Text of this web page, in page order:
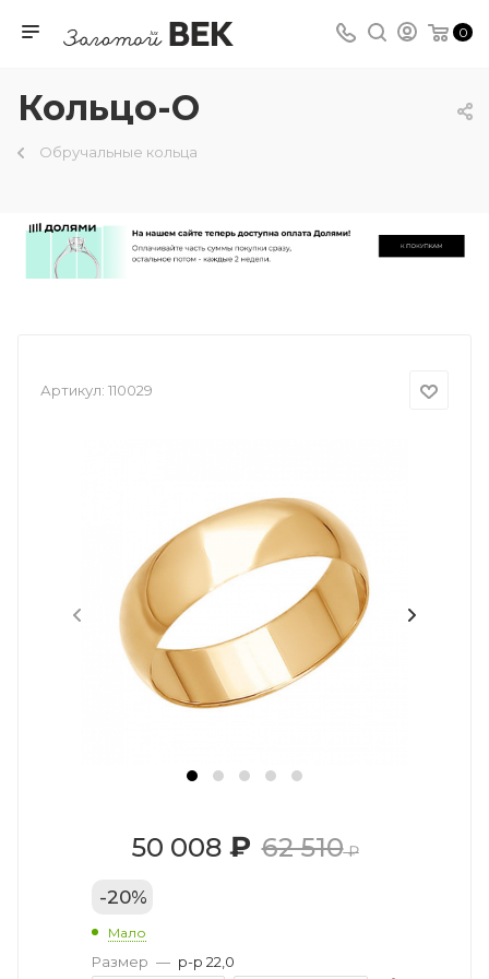
0
Кольцо-О
Обручальные кольца
Артикул: 110029
50 008₽ 62 510₽
-20%
Мало
Размер — р-р 22,0